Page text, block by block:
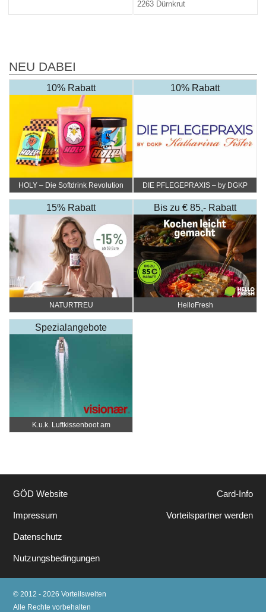
2263 Dürnkrut
NEU DABEI
10% Rabatt
HOLY – Die Softdrink Revolution
10% Rabatt
DIE PFLEGEPRAXIS – by DGKP
15% Rabatt
NATURTREU
Bis zu € 85,- Rabatt
HelloFresh
Spezialangebote
K.u.k. Luftkissenboot am
Wörthersee
GÖD Website
Impressum
Datenschutz
Nutzungsbedingungen
Card-Info
Vorteilspartner werden
© 2012 - 2026 Vorteilswelten
Alle Rechte vorbehalten